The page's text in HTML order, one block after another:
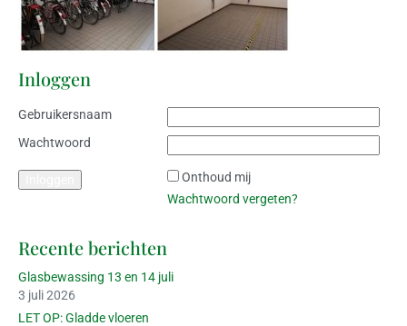
Inloggen
Gebruikersnaam
Wachtwoord
Onthoud mij
Wachtwoord vergeten?
Recente berichten
Glasbewassing 13 en 14 juli
3 juli 2026
LET OP: Gladde vloeren